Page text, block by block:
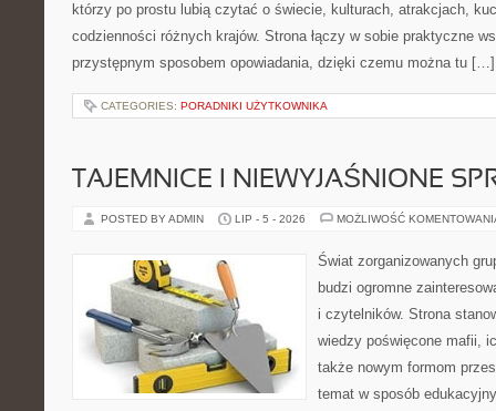
którzy po prostu lubią czytać o świecie, kulturach, atrakcjach,
codzienności różnych krajów. Strona łączy w sobie praktyczne
przystępnym sposobem opowiadania, dzięki czemu można tu […]
CATEGORIES: PORADNIKI UŻYTKOWNIKA
TAJEMNICE I NIEWYJAŚNIONE
POSTED BY ADMIN LIP - 5 - 2026 MOŻLIWOŚĆ
Świat zorganizowanych
budzi ogromne
i czytelników. Strona
wiedzy poświęcone mafii,
także nowym formom
temat w sposób